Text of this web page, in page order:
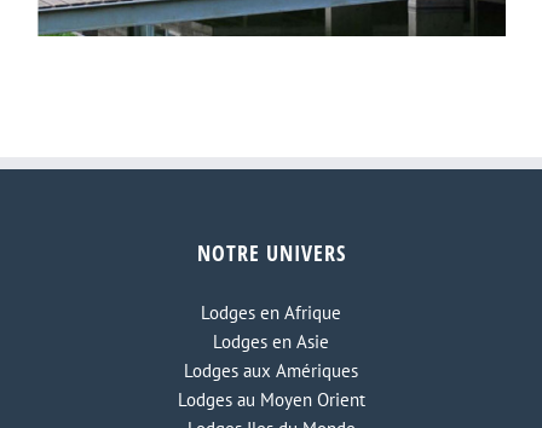
NOTRE UNIVERS
Lodges en Afrique
Lodges en Asie
Lodges aux Amériques
Lodges au Moyen Orient